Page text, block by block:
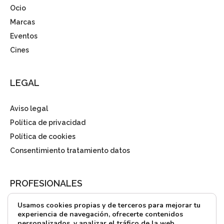
Ocio
Marcas
Eventos
Cines
LEGAL
Aviso legal
Política de privacidad
Política de cookies
Consentimiento tratamiento datos
PROFESIONALES
¿Quieres alquilar?
Usamos cookies propias y de terceros para mejorar tu
experiencia de navegación, ofrecerte contenidos